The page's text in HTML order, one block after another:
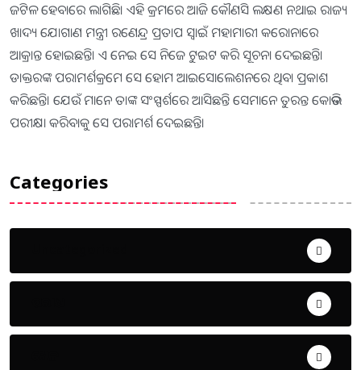
ଜଟିଳ ହେବାରେ ଲାଗିଛି। ଏହି କ୍ରମରେ ଆଜି କୌଣସି ଲକ୍ଷଣ ନଥାଇ ରାଜ୍ୟ
ଖାଦ୍ୟ ଯୋଗାଣ ମନ୍ତ୍ରୀ ରଣେନ୍ଦ୍ର ପ୍ରତାପ ସ୍ବାଇଁ ମହାମାରୀ କରୋନାରେ
ଆକ୍ରାନ୍ତ ହୋଇଛନ୍ତି। ଏ ନେଇ ସେ ନିଜେ ଟୁଇଟ କରି ସୂଚନା ଦେଇଛନ୍ତି।
ଡାକ୍ତରଙ୍କ ପରାମର୍ଶକ୍ରମେ ସେ ହୋମ ଆଇସୋଲେଶନରେ ଥିବା ପ୍ରକାଶ
କରିଛନ୍ତି। ଯେଉଁ ମାନେ ତାଙ୍କ ସଂସ୍ପର୍ଶରେ ଆସିଛନ୍ତି ସେମାନେ ତୁରନ୍ତ କୋଭିଡ
ପରୀକ୍ଷା କରିବାକୁ ସେ ପରାମର୍ଶ ଦେଇଛନ୍ତି।
Categories